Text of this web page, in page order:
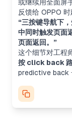
或继续用全面屏
反馈给 OPPO 时
“三按键导航下
中同时触发页面
页面返回。”
这个细节对工程
按 click back
predictive back